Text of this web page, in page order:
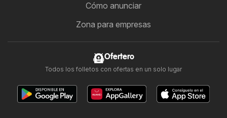
Cómo anunciar
Zona para empresas
Ofertero
Todos los folletos con ofertas en un solo lugar